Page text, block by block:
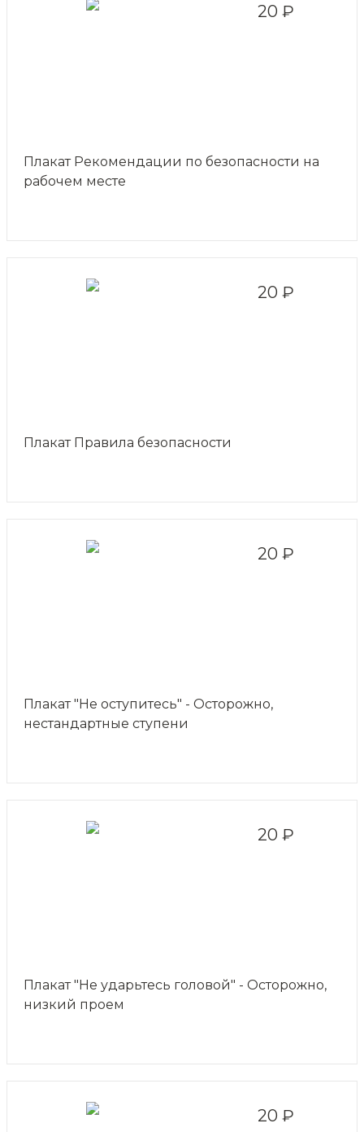
20 ₽
Плакат Рекомендации по безопасности на
рабочем месте
20 ₽
Плакат Правила безопасности
20 ₽
Плакат "Не оступитесь" - Осторожно,
нестандартные ступени
20 ₽
Плакат "Не ударьтесь головой" - Осторожно,
низкий проем
20 ₽